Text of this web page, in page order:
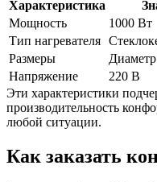
Характеристика
Мощность
1000 Вт
Тип нагревателя
Размеры
Напряжение
220 В
Эти характеристики
производительность
любой ситуации.
Как заказать